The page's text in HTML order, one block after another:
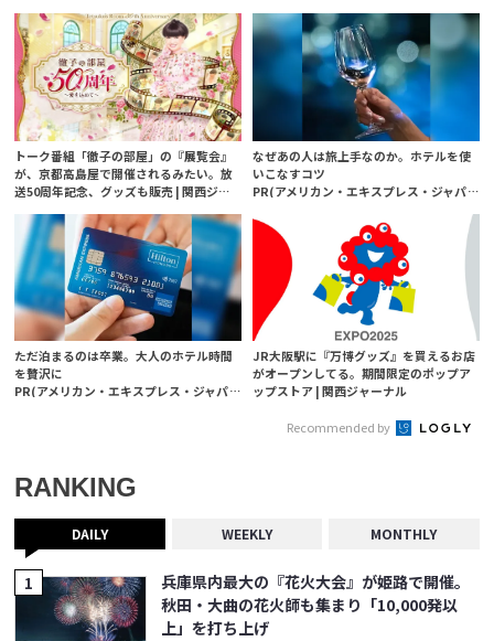
トーク番組「徹子の部屋」の『展覧会』
が、京都高島屋で開催されるみたい。放
送50周年記念、グッズも販売 | 関西ジャ
なぜあの人は旅上手なのか。ホテルを使
いこなすコツ
PR(アメリカン・エキスプレス・ジャパン)
ただ泊まるのは卒業。大人のホテル時間
を贅沢に
PR(アメリカン・エキスプレス・ジャパン)
JR大阪駅に『万博グッズ』を買えるお店
がオープンしてる。期間限定のポップア
ップストア | 関西ジャーナル
Recommended by
RANKING
DAILY WEEKLY MONTHLY
兵庫県内最大の『花火大会』が姫路で開催。
秋田・大曲の花火師も集まり「10,000発以
上」を打ち上げ